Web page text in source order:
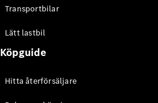
eCitan
Konfigurator
återförsäljare
Transportbilar
Lätt lastbil
Köpguide
Hitta återförsäljare